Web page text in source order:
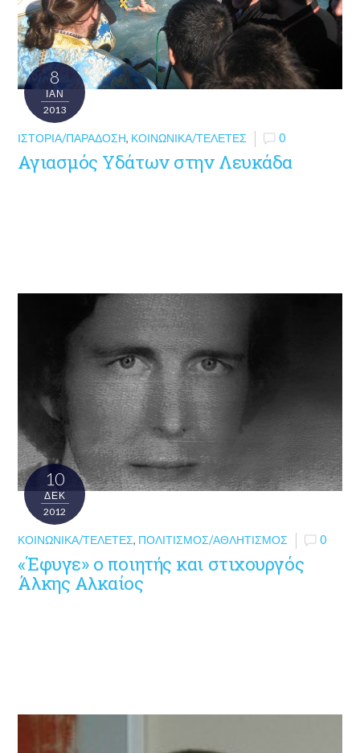
8
ΙΑΝ
2013
ΙΣΤΟΡΊΑ/ΠΑΡΆΔΟΣΗ, ΚΟΙΝΩΝΙΚΆ/ΤΕΛΕΤΈΣ 0
Αγιασμός Υδάτων στην Λευκάδα
10
ΔΕΚ
2012
ΚΟΙΝΩΝΙΚΆ/ΤΕΛΕΤΈΣ, ΠΟΛΙΤΙΣΜΌΣ/ΑΘΛΗΤΙΣΜΌΣ 0
«Έφυγε» ο ποιητής και στιχουργός
Άλκης Αλκαίος